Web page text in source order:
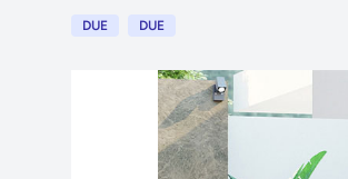
DUE DUE